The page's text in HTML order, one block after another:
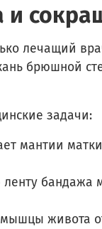
и
лечащий
брюшной
задачи:
мантии
живота